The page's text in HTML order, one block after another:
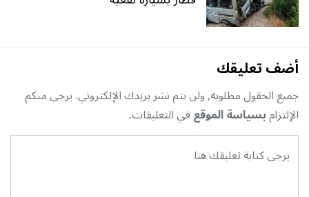
أضف تعليقك
جميع الحقول مطلوبة, ولن يتم نشر بريدك الإلكتروني. يرجى منكم
الإلتزامبسياسة الموقعفي التعليقات.